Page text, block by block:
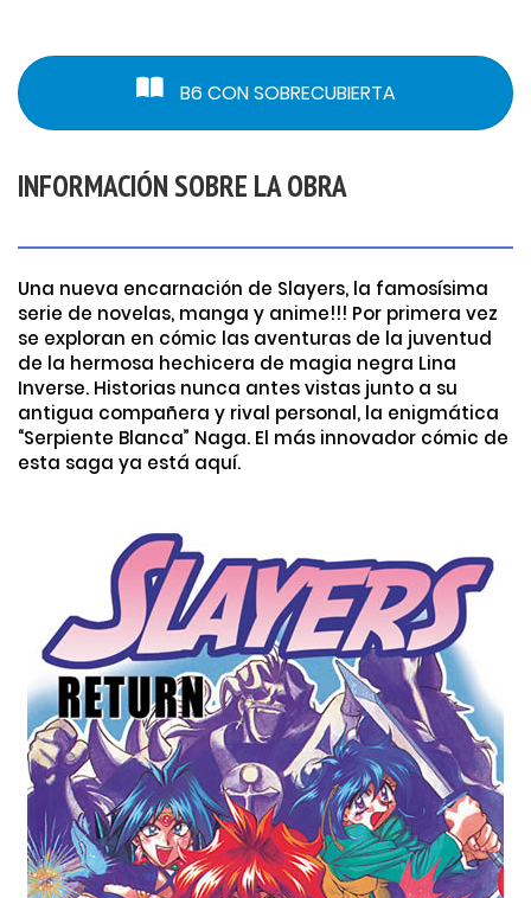
B6 CON SOBRECUBIERTA
INFORMACIÓN SOBRE LA OBRA
Una nueva encarnación de Slayers, la famosísima
serie de novelas, manga y anime!!! Por primera vez
se exploran en cómic las aventuras de la juventud
de la hermosa hechicera de magia negra Lina
Inverse. Historias nunca antes vistas junto a su
antigua compañera y rival personal, la enigmática
“Serpiente Blanca” Naga. El más innovador cómic de
esta saga ya está aquí.